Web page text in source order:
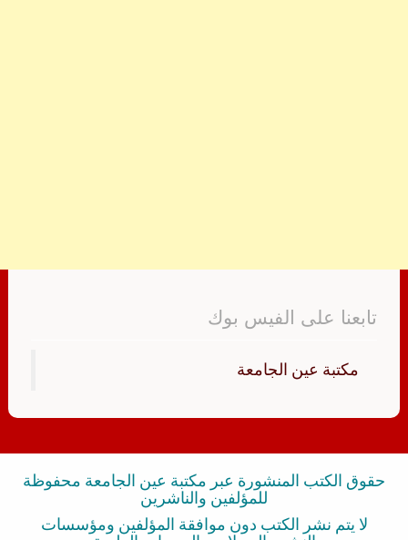
تابعنا على الفيس بوك
‏مكتبة عين الجامعة‏
حقوق الكتب المنشورة عبر مكتبة عين الجامعة محفوظة
للمؤلفين والناشرين
لا يتم نشر الكتب دون موافقة المؤلفين ومؤسسات